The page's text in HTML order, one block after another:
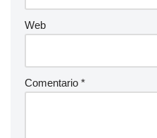
Web
Comentario *